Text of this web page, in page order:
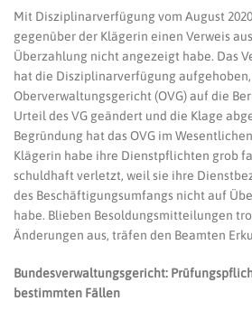
Mit Disziplinarverfügung vom August
gegenüber der Klägerin einen Verweis
Überzahlung nicht angezeigt habe. Das
hat die Disziplinarverfügung
Oberverwaltungsgericht (OVG) auf die
Urteil des VG geändert und die Klage
Begründung hat das OVG im
Klägerin habe ihre Dienstpflichten grob
schuldhaft verletzt, weil sie ihre
des Beschäftigungsumfangs nicht auf
habe. Blieben Besoldungsmitteilungen
Änderungen aus, träfen den Beamten
Bundesverwaltungsgericht:
bestimmten Fällen